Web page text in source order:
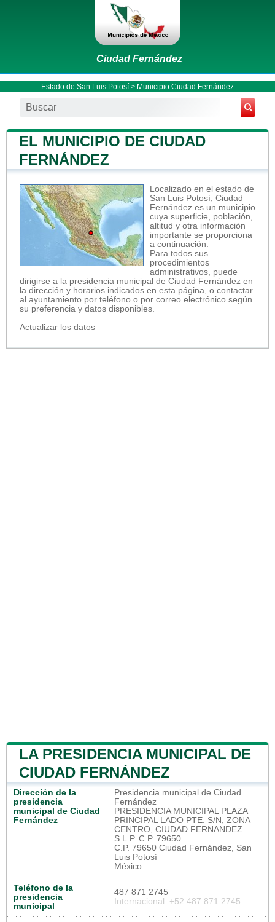
Ciudad Fernández
Estado de San Luis Potosí > Municipio Ciudad Fernández
EL MUNICIPIO DE CIUDAD
FERNÁNDEZ
Localizado en el estado de
San Luis Potosí, Ciudad
Fernández es un municipio
cuya superficie, población,
altitud y otra información
importante se proporciona
a continuación.
Para todos sus
procedimientos
administrativos, puede
dirigirse a la presidencia municipal de Ciudad Fernández en
la dirección y horarios indicados en esta página, o contactar
al ayuntamiento por teléfono o por correo electrónico según
su preferencia y datos disponibles.
Actualizar los datos
LA PRESIDENCIA MUNICIPAL DE
CIUDAD FERNÁNDEZ
Dirección de la
presidencia
municipal de Ciudad
Fernández
Presidencia municipal de Ciudad
Fernández
PRESIDENCIA MUNICIPAL PLAZA
PRINCIPAL LADO PTE. S/N, ZONA
CENTRO, CIUDAD FERNANDEZ
S.L.P. C.P. 79650
C.P. 79650 Ciudad Fernández, San
Luis Potosí
México
Teléfono de la
presidencia
municipal
487 871 2745
Internacional: +52 487 871 2745